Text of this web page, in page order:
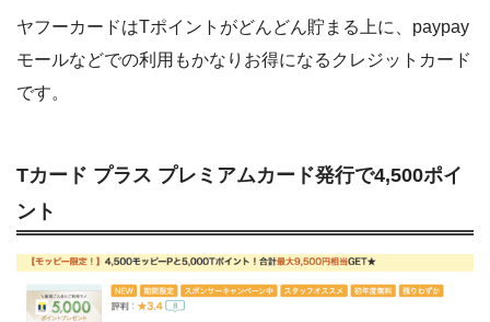
ヤフーカードはTポイントがどんどん貯まる上に、paypay
モールなどでの利用もかなりお得になるクレジットカード
です。
Tカード プラス プレミアムカード発行で4,500ポイ
ント